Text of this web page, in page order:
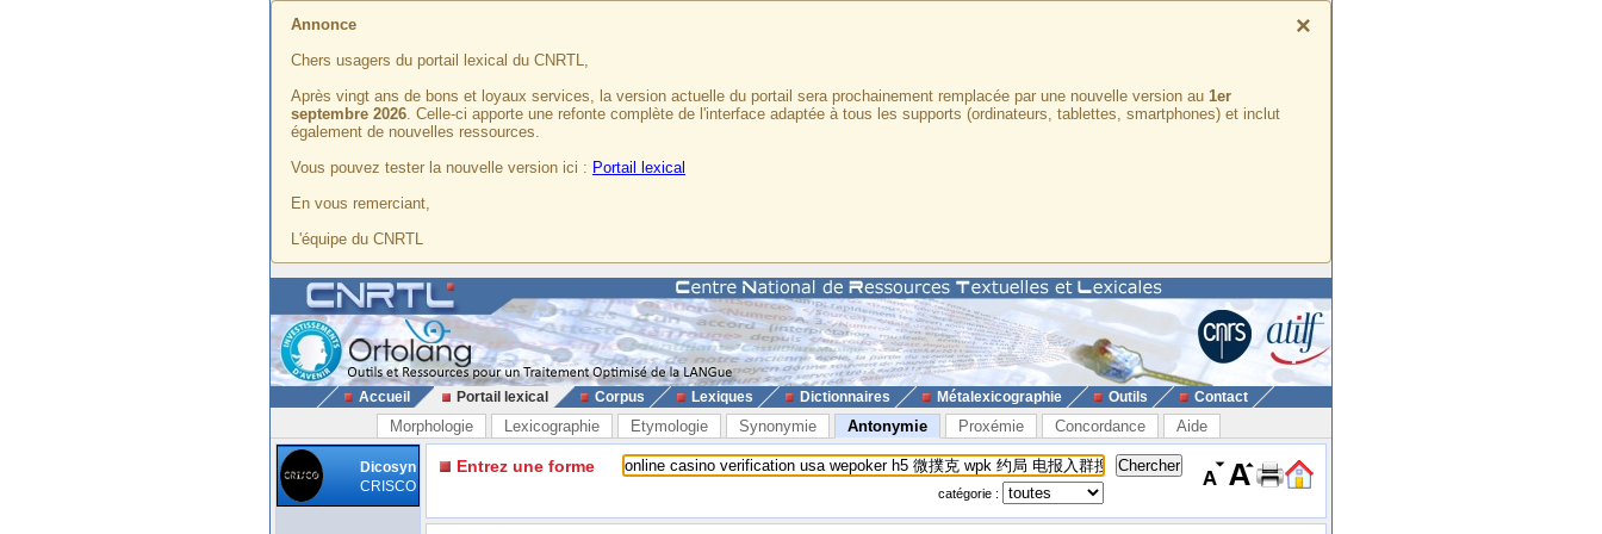
×
Annonce
Chers usagers du portail lexical du CNRTL,
Après vingt ans de bons et loyaux services, la version actuelle du portail sera prochainement remplacée par une nouvelle version au 1er
septembre 2026. Celle-ci apporte une refonte complète de l'interface adaptée à tous les supports (ordinateurs, tablettes, smartphones) et inclut
également de nouvelles ressources.
Vous pouvez tester la nouvelle version ici : Portail lexical
En vous remerciant,
L'équipe du CNRTL
Accueil Portail lexical Corpus Lexiques Dictionnaires Métalexicographie Outils Contact
Morphologie Lexicographie Etymologie Synonymie Antonymie Proxémie Concordance Aide
Dicosyn
CRISCO
Entrez une forme
catégorie :